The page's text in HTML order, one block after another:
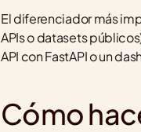
El diferenciador más
APIs o datasets
API con FastAPI o un
Cómo